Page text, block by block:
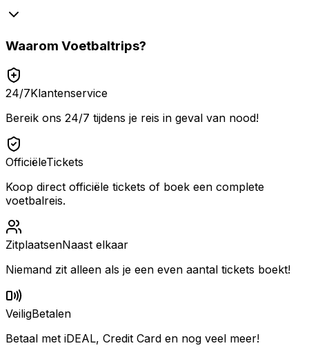
Waarom Voetbaltrips?
24/7Klantenservice
Bereik ons 24/7 tijdens je reis in geval van nood!
OfficiëleTickets
Koop direct officiële tickets of boek een complete
voetbalreis.
ZitplaatsenNaast elkaar
Niemand zit alleen als je een even aantal tickets boekt!
VeiligBetalen
Betaal met iDEAL, Credit Card en nog veel meer!